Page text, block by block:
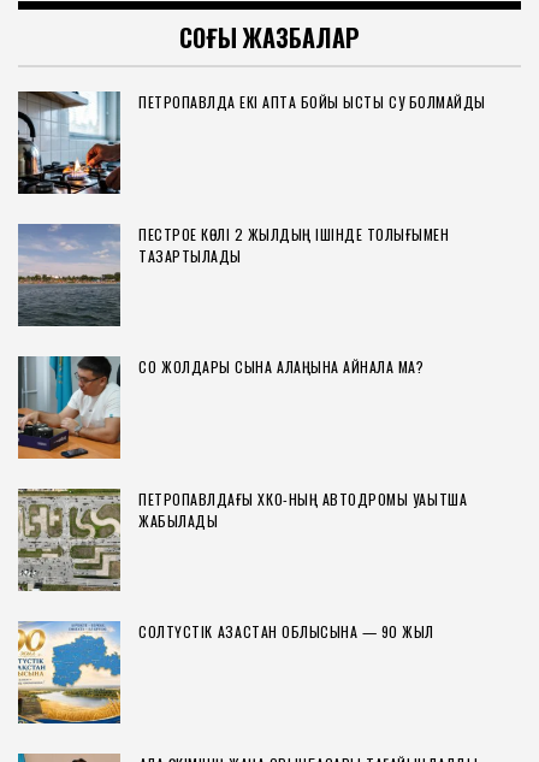
СОҢҒЫ ЖАЗБАЛАР
ПЕТРОПАВЛДА ЕКІ АПТА БОЙЫ ЫСТЫҚ СУ БОЛМАЙДЫ
ПЕСТРОЕ КӨЛІ 2 ЖЫЛДЫҢ ІШІНДЕ ТОЛЫҒЫМЕН
ТАЗАРТЫЛАДЫ
СҚО ЖОЛДАРЫ СЫНАҚ АЛАҢЫНА АЙНАЛА МА?
ПЕТРОПАВЛДАҒЫ ХҚКО-НЫҢ АВТОДРОМЫ УАҚЫТША
ЖАБЫЛАДЫ
СОЛТҮСТІК ҚАЗАҚСТАН ОБЛЫСЫНА — 90 ЖЫЛ